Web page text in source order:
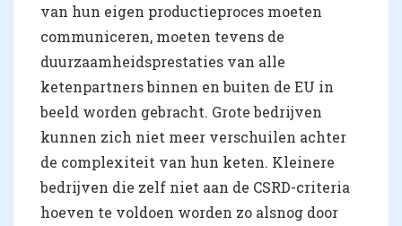
van hun eigen productieproces moeten
communiceren, moeten tevens de
duurzaamheidsprestaties van alle
ketenpartners binnen en buiten de EU in
beeld worden gebracht. Grote bedrijven
kunnen zich niet meer verschuilen achter
de complexiteit van hun keten. Kleinere
bedrijven die zelf niet aan de CSRD-criteria
hoeven te voldoen worden zo alsnog door